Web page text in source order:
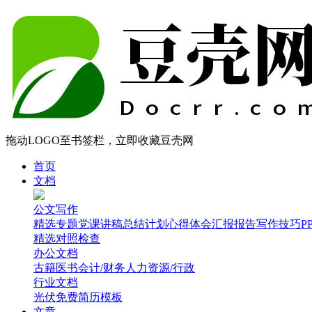
拖动LOGO至书签栏，立即收藏豆壳网
首页
文档
公文写作
精选专题党课讲稿总结计划 心得体会汇报报告写作技巧
精选对照检查
办公文档
古籍医书会计/财务 人力资源/行政
行业文档
光伏免费简历模板